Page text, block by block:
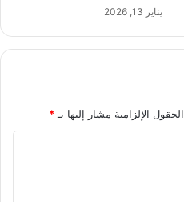
يناير 13, 2026
الحقول الإلزامية مشار إليها بـ *